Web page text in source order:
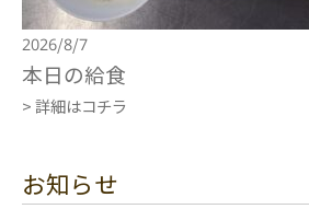
2026/8/7
本日の給食
> 詳細はコチラ
お知らせ